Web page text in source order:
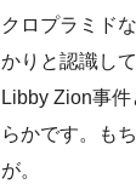
クロプラミド
かりと認識し
Libby Zion事
らかです。も
が。